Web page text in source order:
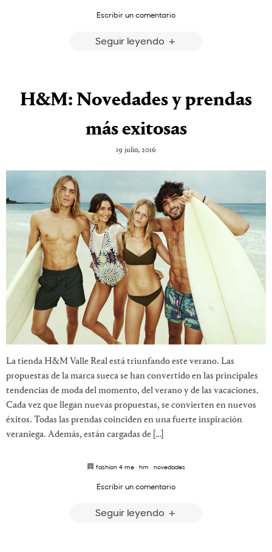
Escribir un comentario
Seguir leyendo
H&M: Novedades y prendas
más exitosas
19 julio, 2016
La tienda H&M Valle Real está triunfando este verano. Las
propuestas de la marca sueca se han convertido en las principales
tendencias de moda del momento, del verano y de las vacaciones.
Cada vez que llegan nuevas propuestas, se convierten en nuevos
éxitos. Todas las prendas coinciden en una fuerte inspiración
veraniega. Además, están cargadas de […]
fashion 4 me · hm · novedades
Escribir un comentario
Seguir leyendo